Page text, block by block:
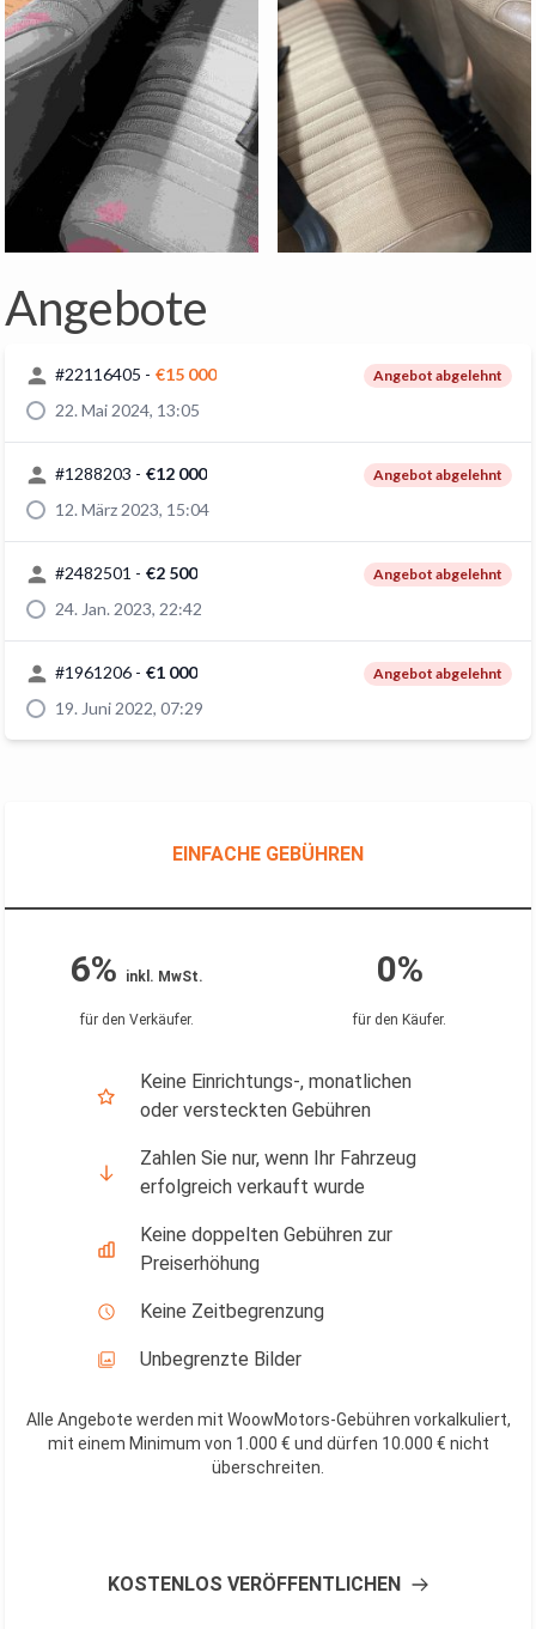
Angebote
#22116405 - €15 000 Angebot abgelehnt
22. Mai 2024, 13:05
#1288203 - €12 000 Angebot abgelehnt
12. März 2023, 15:04
#2482501 - €2 500 Angebot abgelehnt
24. Jan. 2023, 22:42
#1961206 - €1 000 Angebot abgelehnt
19. Juni 2022, 07:29
EINFACHE GEBÜHREN
6% inkl. MwSt. 0%
für den Verkäufer. für den Käufer.
Keine Einrichtungs-, monatlichen
oder versteckten Gebühren
Zahlen Sie nur, wenn Ihr Fahrzeug
erfolgreich verkauft wurde
Keine doppelten Gebühren zur
Preiserhöhung
Keine Zeitbegrenzung
Unbegrenzte Bilder
Alle Angebote werden mit WoowMotors-Gebühren vorkalkuliert,
mit einem Minimum von 1.000 € und dürfen 10.000 € nicht
überschreiten
KOSTENLOS VERÖFFENTLICHEN